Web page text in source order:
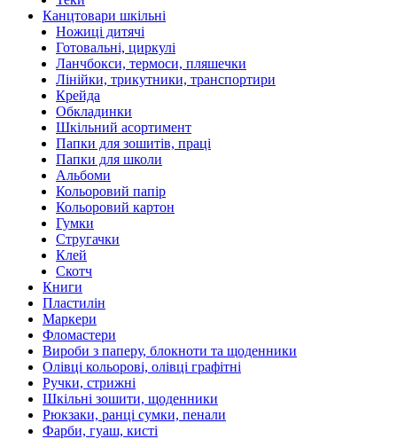
Канцтовари шкільні
Ножиці дитячі
Готовальні, циркулі
Ланчбокси, термоси, пляшечки
Лінійки, трикутники, транспортири
Крейда
Обкладинки
Шкільний асортимент
Папки для зошитів, праці
Папки для школи
Альбоми
Кольоровий папір
Кольоровий картон
Гумки
Стругачки
Клей
Скотч
Книги
Пластилін
Маркери
Фломастери
Вироби з паперу, блокноти та щоденники
Олівці кольорові, олівці графітні
Ручки, стрижні
Шкільні зошити, щоденники
Рюкзаки, ранці сумки, пенали
Фарби, гуаш, кисті